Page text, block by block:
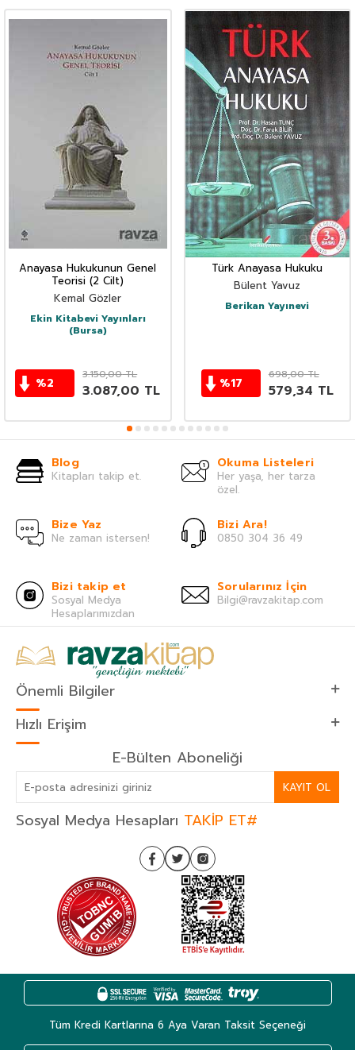
Anayasa Hukukunun Genel
Teorisi (2 Cilt)
Kemal Gözler
Ekin Kitabevi Yayınları
(Bursa)
%2
3.150,00TL
3.087,00 TL
Türk Anayasa Hukuku
Bülent Yavuz
Berikan Yayınevi
%17
698,00TL
579,34 TL
Blog
Kitapları takip et.
Okuma Listeleri
Her yaşa, her tarza
özel.
Bize Yaz
Ne zaman istersen!
Bizi Ara!
0850 304 36 49
Bizi takip et
Sosyal Medya
Hesaplarımızdan
Sorularınız İçin
Bilgi@ravzakitap.com
Önemli Bilgiler
Hızlı Erişim
E-Bülten Aboneliği
KAYIT OL
Sosyal Medya Hesapları TAKİP ET#
Tüm Kredi Kartlarına 6 Aya Varan Taksit Seçeneği